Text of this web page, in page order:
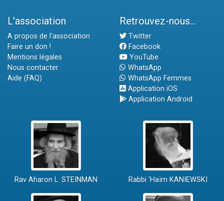
L'association
A propos de l'association
Faire un don !
Mentions légales
Nous contacter
Aide (FAQ)
Retrouvez-nous...
Twitter
Facebook
YouTube
WhatsApp
WhatsApp Femmes
Application iOS
Application Android
Rav Aharon L. STEINMAN Rabbi 'Haïm KANIEWSKI